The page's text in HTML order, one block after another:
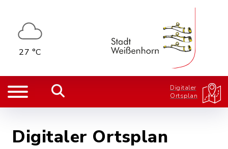
27 °C
Digitaler
Ortsplan
Digitaler Ortsplan